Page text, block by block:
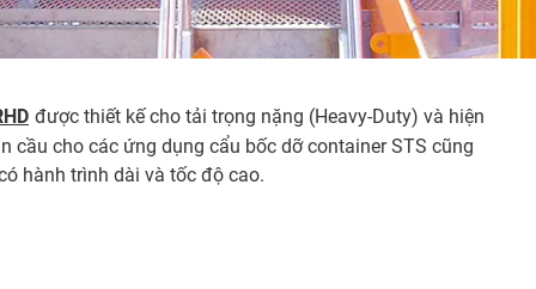
được thiết kế cho tải trọng nặng (Heavy-Duty) và hiện
cầu cho các ứng dụng cẩu bốc dỡ container STS cũng
hành trình dài và tốc độ cao.